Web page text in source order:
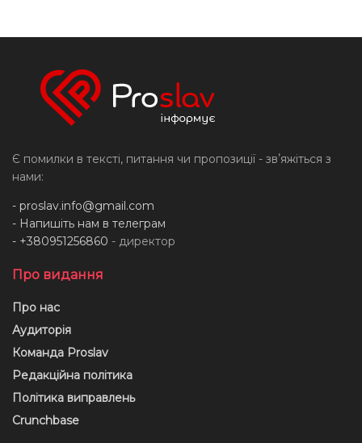
Є помилки в тексті, питання чи пропозиції - звʼяжіться з
нами:
- proslav.info@gmail.com
- Напишіть нам в телеграм
- +380951256860 - директор
Про видання
Про нас
Аудиторія
Команда Proslav
Редакційна політика
Політика виправлень
Crunchbase